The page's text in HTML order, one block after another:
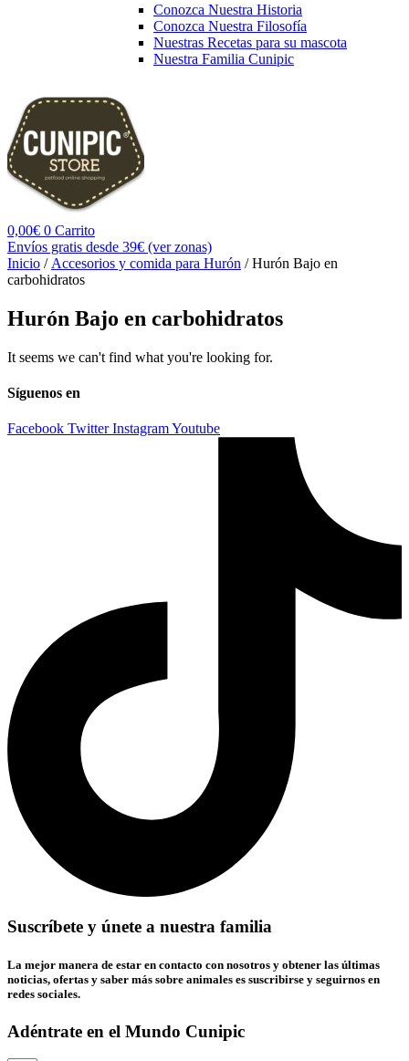
Conozca Nuestra Historia
Conozca Nuestra Filosofía
Nuestras Recetas para su mascota
Nuestra Familia Cunipic
0,00€ 0 Carrito
Envíos gratis desde 39€ (ver zonas)
Inicio / Accesorios y comida para Hurón / Hurón Bajo en
carbohidratos
Hurón Bajo en carbohidratos
It seems we can't find what you're looking for.
Síguenos en
Facebook Twitter InstagramYoutube
Suscríbete y únete a nuestra familia
La mejor manera de estar en contacto con nosotros y obtener las últimas
noticias, ofertas y saber más sobre animales es suscribirse y seguirnos en
redes sociales.
Adéntrate en el Mundo Cunipic